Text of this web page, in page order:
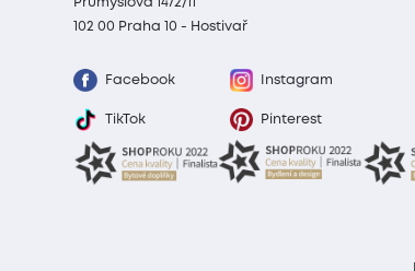
Průmyslová 1472/11
102 00 Praha 10 - Hostivař
Facebook Instagram
TikTok Pinterest